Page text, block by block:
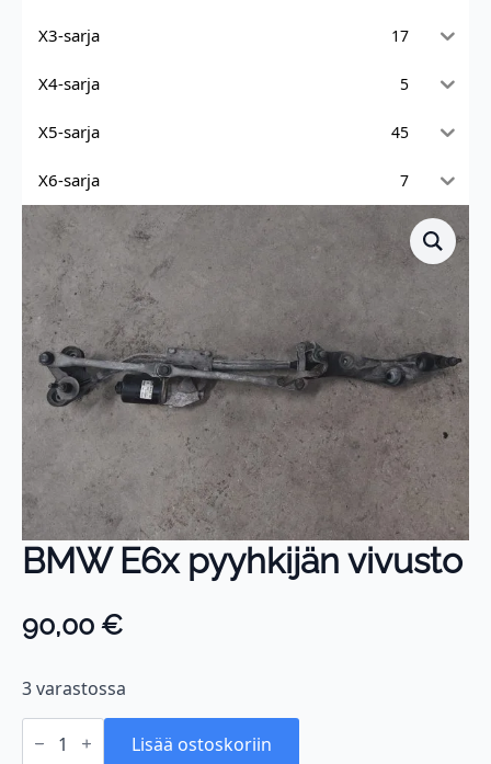
X3-sarja 17
X4-sarja 5
X5-sarja 45
X6-sarja 7
BMW E6x pyyhkijän vivusto
90,00 €
3 varastossa
BMW
E6x Lisää ostoskoriin